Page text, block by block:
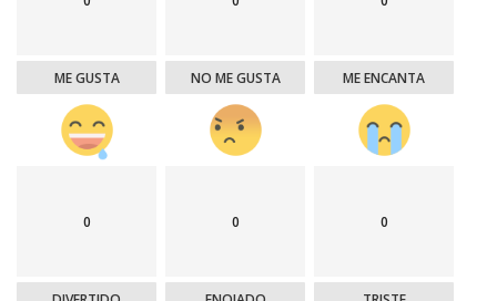
ME GUSTA NO ME GUSTA ME ENCANTA
0 0 0